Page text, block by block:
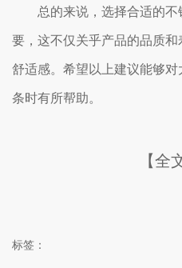
总的来说，选择合适的
要，这不仅关乎产品的品质
舒适感。希望以上建议能够
条时有所帮助。
【全
标签：